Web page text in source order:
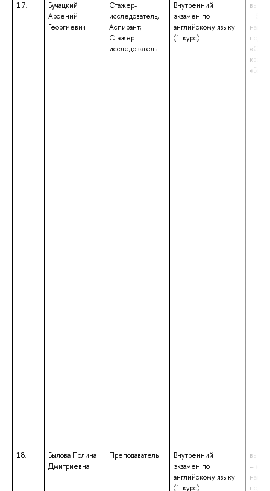
17.
Бучацкий
Арсений
Георгиевич
Стажер-
исследователь,
Аспирант;
Стажер-
исследователь
Внутренний
экзамен по
английскому языку
(1 курс)
–
18.
Былова Полина
Дмитриевна
Преподаватель
Внутренний
экзамен по
английскому языку
(1 курс)
–